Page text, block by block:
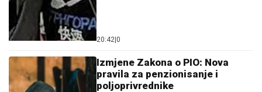
20:42|0
Izmjene Zakona o PIO: Nova
pravila za penzionisanje i
poljoprivrednike